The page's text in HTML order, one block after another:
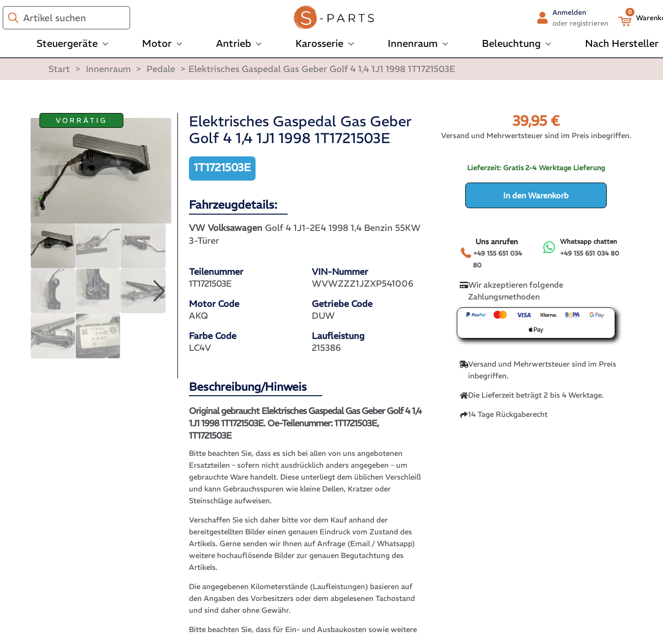
Artikel
suchen
Anmelden
oder registrieren
0
Steuergeräte Motor Antrieb Karosserie Innenraum Beleuchtung Nach Hersteller
Start > Innenraum > Pedale > Elektrisches Gaspedal Gas Geber Golf 4 1,4 1J1 1998 1T1721503E
VORRÄTIG
Elektrisches Gaspedal Gas Geber
Golf 4 1,4 1J1 1998 1T1721503E
1T1721503E
Fahrzeugdetails:
VW Volksawagen Golf 4 1J1-2E4 1998 1,4 Benzin 55KW
3-Türer
Teilenummer
VIN-Nummer
1T1721503E
WVWZZZ1JZXP541006
Motor Code
Getriebe Code
AKQ
DUW
Farbe Code
Laufleistung
LC4V
215386
Beschreibung/Hinweis
Original gebraucht Elektrisches Gaspedal Gas Geber Golf 4 1,4
1J1 1998 1T1721503E. Oe-Teilenummer: 1T1721503E,
1T1721503E
Bitte beachten Sie, dass es sich bei allen von uns angebotenen
Ersatzteilen – sofern nicht ausdrücklich anders angegeben – um
gebrauchte Ware handelt. Diese unterliegt dem üblichen Verschleiß
und kann Gebrauchsspuren wie kleine Dellen, Kratzer oder
Steinschläge aufweisen.
Verschaffen Sie sich daher bitte vor dem Kauf anhand der
bereitgestellten Bilder einen genauen Eindruck vom Zustand des
Artikels. Gerne senden wir Ihnen auf Anfrage (Email / Whatsapp)
weitere hochauflösende Bilder zur genauen Begutachtung des
Artikels.
Die angegebenen Kilometerstände (Laufleistungen) basieren auf
den Angaben des Vorbesitzers oder dem abgelesenen Tachostand
und sind daher ohne Gewähr.
Bitte beachten Sie, dass für Ein- und Ausbaukosten sowie weitere
39,95 €
Versand und Mehrwertsteuer sind im Preis inbegriffen.
Lieferzeit:Gratis 2-4 Werktage Lieferung
In den Warenkorb
+49 155 651 034
80
Uns anrufen
+49 155 651 034 80
Whatsapp chatten
Wir akzeptieren folgende
Zahlungsmethoden
Versand und Mehrwertsteuer sind im Preis
inbegriffen.
Die Lieferzeit beträgt 2 bis 4 Werktage.
14 Tage Rückgaberecht